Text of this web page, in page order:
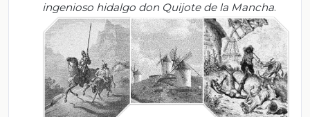
ingenioso hidalgo don Quijote de la Mancha.